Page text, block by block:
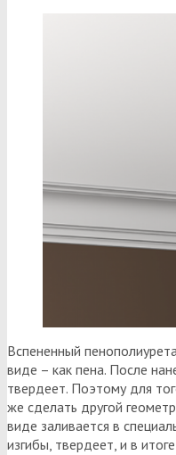
Вспененный
виде – как пена. После
твердеет. Поэтому для
же сделать другой
виде заливается в
изгибы, твердеет, и в